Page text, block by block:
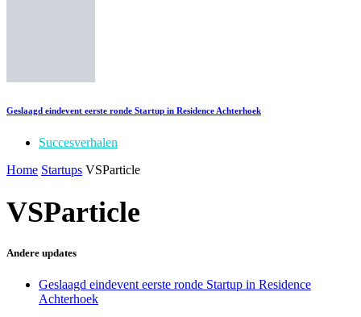
Geslaagd eindevent eerste ronde Startup in Residence Achterhoek
Succesverhalen
Home Startups VSParticle
VSParticle
Andere updates
Geslaagd eindevent eerste ronde Startup in Residence
Achterhoek